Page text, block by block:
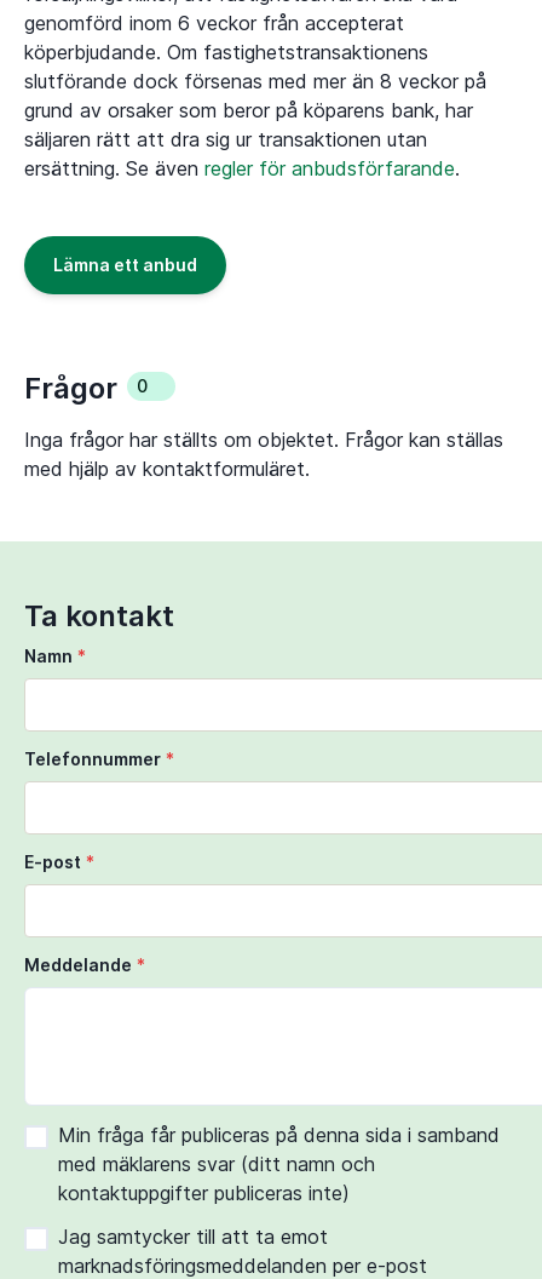
genomförd inom 6 veckor från accepterat
köperbjudande. Om fastighetstransaktionens
slutförande dock försenas med mer än 8 veckor på
grund av orsaker som beror på köparens bank, har
säljaren rätt att dra sig ur transaktionen utan
ersättning. Se även regler för anbudsförfarande.
Lämna ett anbud
Frågor 0
Inga frågor har ställts om objektet. Frågor kan ställas
med hjälp av kontaktformuläret.
Ta kontakt
Namn *
Telefonnummer *
E-post *
Meddelande *
Min fråga får publiceras på denna sida i samband
med mäklarens svar (ditt namn och
kontaktuppgifter publiceras inte)
Jag samtycker till att ta emot
marknadsföringsmeddelanden per e-post